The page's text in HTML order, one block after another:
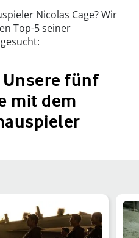
Nicolas Cage? Wir
Top-5 seiner
Unsere fünf
mit dem